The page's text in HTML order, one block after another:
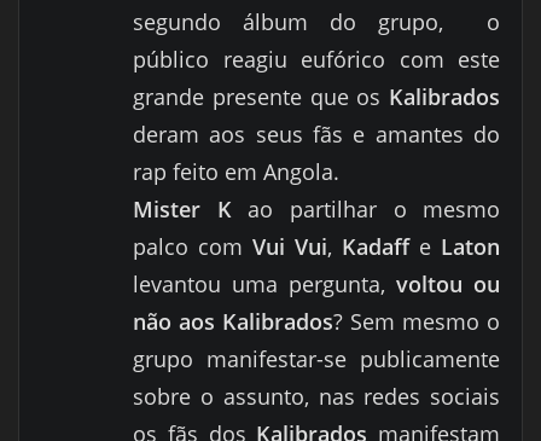
segundo álbum do grupo, o
público reagiu eufórico com este
grande presente que os Kalibrados
deram aos seus fãs e amantes do
rap feito em Angola.
Mister Kao partilhar o mesmo
palco comVui Vui, Kadaffe Laton
levantou uma pergunta,voltou ou
não aos Kalibrados? Sem mesmo o
grupo manifestar-se publicamente
sobre o assunto, nas redes sociais
os fãs dos Kalibrados manifestam